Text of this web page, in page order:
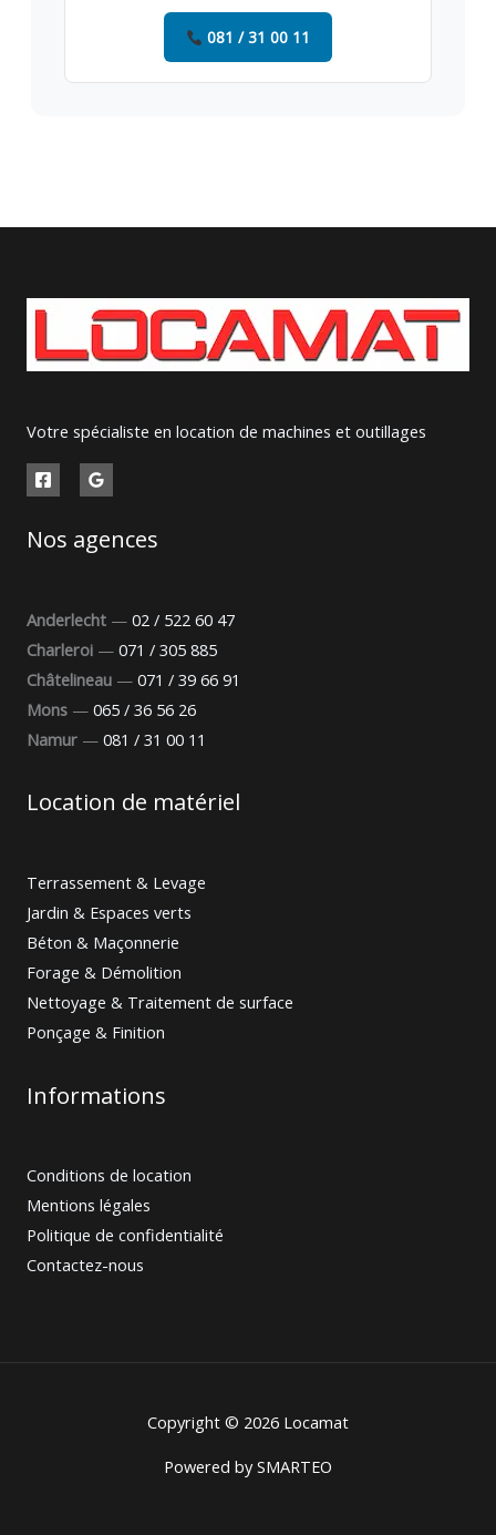
081 / 31 00 11
Votre spécialiste en location de machines et outillages
Nos agences
Anderlecht — 02 / 522 60 47
Charleroi — 071 / 305 885
Châtelineau — 071 / 39 66 91
Mons — 065 / 36 56 26
Namur — 081 / 31 00 11
Location de matériel
Terrassement & Levage
Jardin & Espaces verts
Béton & Maçonnerie
Forage & Démolition
Nettoyage & Traitement de surface
Ponçage & Finition
Informations
Conditions de location
Mentions légales
Politique de confidentialité
Contactez-nous
Copyright © 2026 Locamat
Powered bySMARTEO